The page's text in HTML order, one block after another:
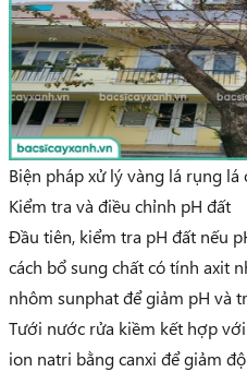
Biện pháp xử lý vàng lá rụng lá
Kiểm tra và điều chỉnh pH đất
Đầu tiên, kiểm tra pH đất nếu
cách bổ sung chất có tính axit
nhôm sunphat để giảm pH và
Tưới nước rửa kiềm kết hợp
ion natri bằng canxi để giảm